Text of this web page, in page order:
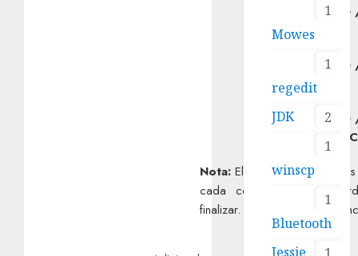
DISM.exe /
/CheckHealth
DISM.exe /
/Restorehealth
DISM.exe /
/
Nota:El proceso de
cada comando, puede
finalizar. Por favor, ten
1
Mowes
1
regedit
2
JDK
1
winscp
1
Bluetooth
Jessie